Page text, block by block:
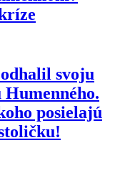
svoju
posielajú